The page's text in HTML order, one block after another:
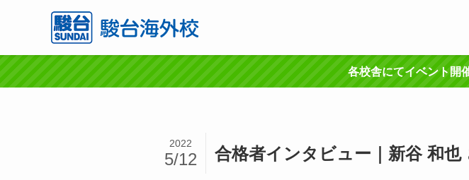
各校舎にてイベント開
合格者インタビュー｜新谷 和
2022
5/12